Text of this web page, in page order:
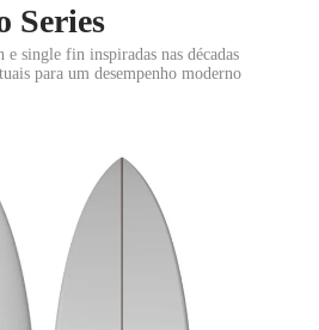
Series
single fin inspiradas nas décadas
para um desempenho moderno